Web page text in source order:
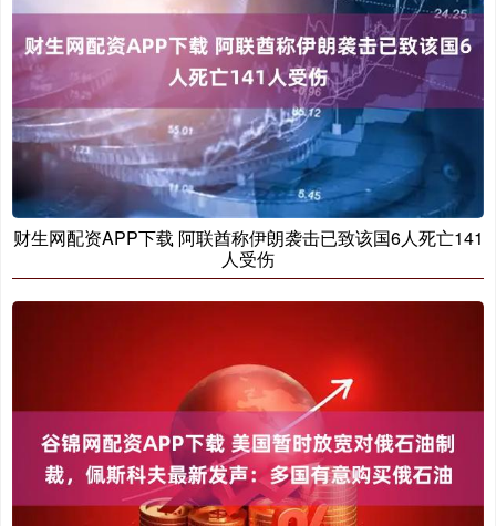
财生网配资APP下载 阿联酋称伊朗袭击已致该国6人死亡141
人受伤